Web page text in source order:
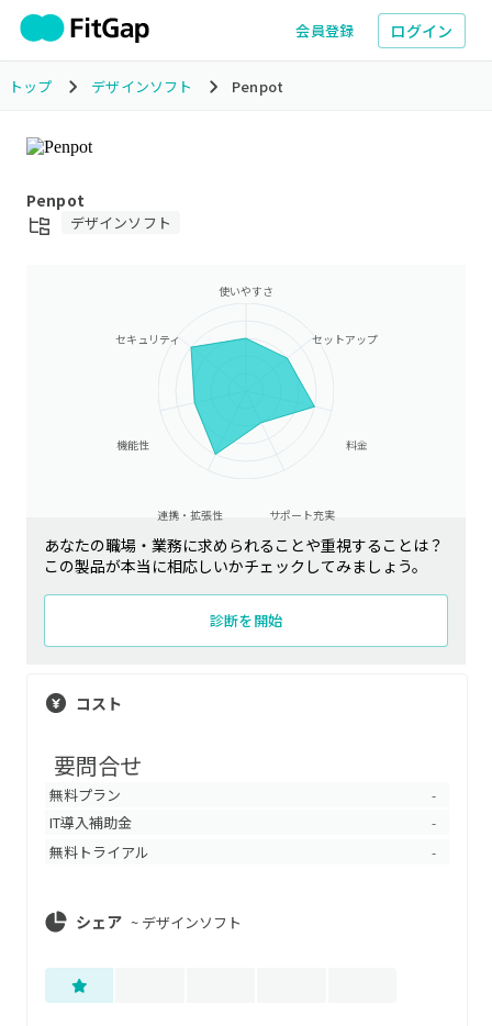
会員登録 ログイン
トップ デザインソフト Penpot
Penpot
デザインソフト
使いやすさ
セットアップ
料金
サポート充実
連携・拡張性
機能性
セキュリティ
あなたの職場・業務に求められることや重視することは？
この製品が本当に相応しいかチェックしてみましょう。
診断を開始
コスト
要問合せ
無料プラン -
IT導入補助金 -
無料トライアル -
シェア ~ デザインソフト